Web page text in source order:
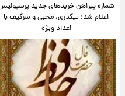
شماره پیراهن خریدهای جدید
اعلام شد؛ تیکدری، محبی و سرگیف با
اعداد ویژه